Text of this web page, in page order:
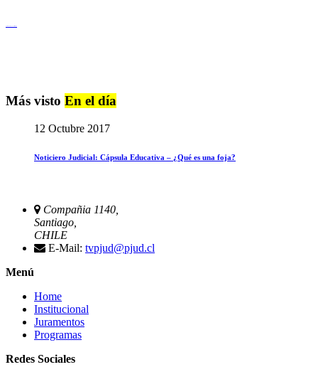
Más visto En el día
12 Octubre 2017
Noticiero Judicial: Cápsula Educativa – ¿Qué es una foja?
Compañia 1140,
Santiago,
CHILE
E-Mail: tvpjud@pjud.cl
Menú
Home
Institucional
Juramentos
Programas
Redes Sociales